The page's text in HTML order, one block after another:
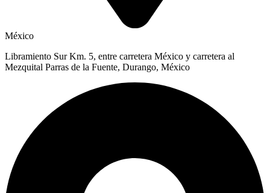
México
Libramiento Sur Km. 5, entre carretera México y carretera al
Mezquital Parras de la Fuente, Durango, México